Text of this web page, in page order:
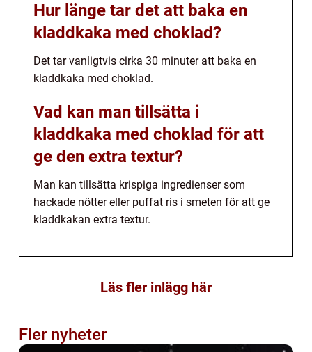
Hur länge tar det att baka en
kladdkaka med choklad?
Det tar vanligtvis cirka 30 minuter att baka en
kladdkaka med choklad.
Vad kan man tillsätta i
kladdkaka med choklad för att
ge den extra textur?
Man kan tillsätta krispiga ingredienser som
hackade nötter eller puffat ris i smeten för att ge
kladdkakan extra textur.
Läs fler inlägg här
Fler nyheter